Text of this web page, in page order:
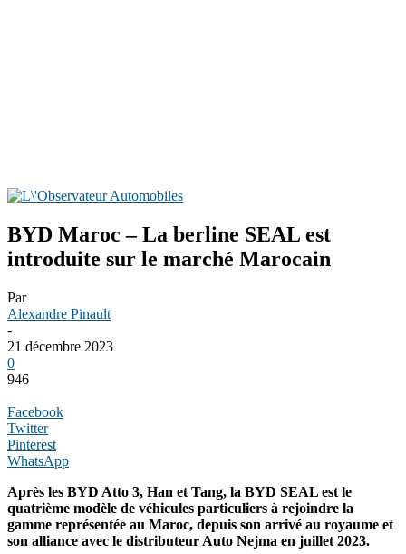
BYD Maroc – La berline SEAL est
introduite sur le marché Marocain
Par
Alexandre Pinault
-
21 décembre 2023
0
946
Facebook
Twitter
Pinterest
WhatsApp
Après les BYD Atto 3, Han et Tang, la BYD SEAL est le
quatrième modèle de véhicules particuliers à rejoindre la
gamme représentée au Maroc, depuis son arrivé au royaume et
son alliance avec le distributeur Auto Nejma en juillet 2023.